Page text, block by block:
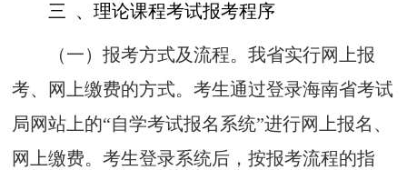
三 、理论课程考试报考程序
（一）报考方式及流程。我省实行网上报
考、网上缴费的方式。考生通过登录海南省考试
局网站上的“自学考试报名系统”进行网上报名、
网上缴费。考生登录系统后，按报考流程的指